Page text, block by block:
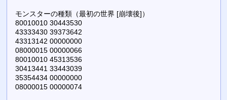
モンスターの種類（最初の世界 [崩壊後]）
80010010 30443530
43333430 39373642
43313142 00000000
08000015 00000066
80010010 45313536
30413441 33443039
35354434 00000000
08000015 00000074